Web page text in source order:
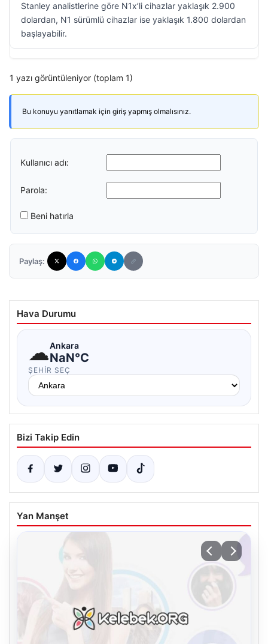
Stanley analistlerine göre N1x’li cihazlar yaklaşık 2.900
dolardan, N1 sürümlü cihazlar ise yaklaşık 1.800 dolardan
başlayabilir.
1 yazı görüntüleniyor (toplam 1)
Bu konuyu yanıtlamak için giriş yapmış olmalısınız.
Kullanıcı adı:
Parola:
Beni hatırla
Paylaş:
Hava Durumu
☁Ankara
NaN°C
ŞEHIR SEÇ
Bizi Takip Edin
Yan Manşet